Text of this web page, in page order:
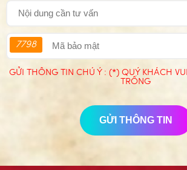
7798
GỬI THÔNG TIN CHÚ Ý : (*) QUÝ KHÁCH
TRỐNG
GỬI THÔNG TIN